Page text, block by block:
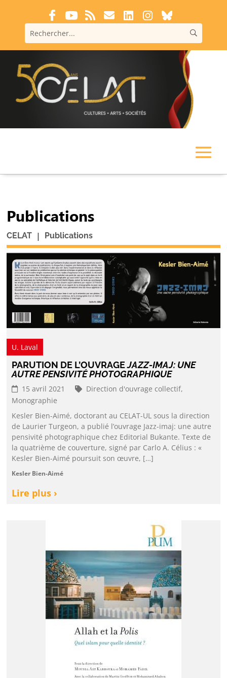
Publications
CELAT | Publications
U. Laval
PARUTION DE L’OUVRAGEJAZZ-IMAJ: UNE
AUTRE PENSIVITÉ PHOTOGRAPHIQUE
15 avril 2021
Direction d'ouvrage collectif,
Monographie
Kesler Bien-Aimé, doctorant au CELAT-UL sous la direction
de Laurier Turgeon, a publié l’ouvrage Jazz-imaj: une autre
pensivité photographique chez Editorial Bukante. Texte de
la quatrième de couverture, signé par Carlo A. Célius : «
Kesler Bien-Aimé poursuit son œuvre, […]
Kesler Bien-Aimé
Lire plus ›